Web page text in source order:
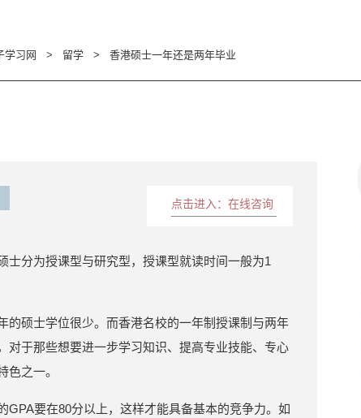
学习网 > 留学 > 香港硕士一年还是两年毕业
点击进入：在线咨询
分为授课型与研究型，授课型就读时间一般为1
的硕士学位很少。而香港名校的一年制授课制与两年
于那些想要进一步学习知识、提高专业技能、专心
之一。
要在80分以上，这样才能具备基本的竞争力。如